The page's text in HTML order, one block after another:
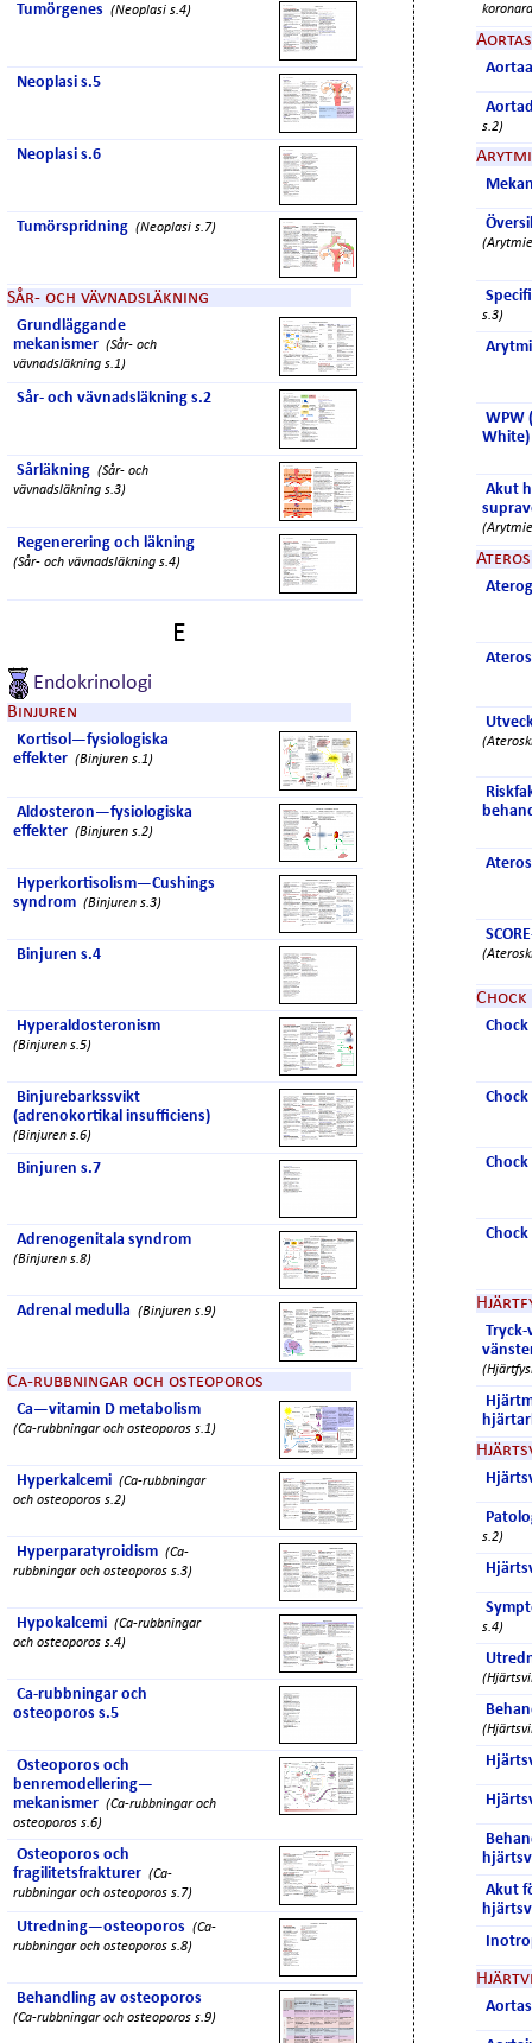
Tumörgenes (Neoplasi s.4)
Neoplasi s.5
Neoplasi s.6
Tumörspridning (Neoplasi s.7)
Sår- och vävnadsläkning
Grundläggande
mekanismer (Sår- och
vävnadsläkning s.1)
Sår- och vävnadsläkning s.2
Sårläkning (Sår- och
vävnadsläkning s.3)
Regenerering och läkning
(Sår- och vävnadsläkning s.4)
E
Endokrinologi
Binjuren
Kortisol—fysiologiska
effekter (Binjuren s.1)
Aldosteron—fysiologiska
effekter (Binjuren s.2)
Hyperkortisolism—Cushings
syndrom (Binjuren s.3)
Binjuren s.4
Hyperaldosteronism
(Binjuren s.5)
Binjurebarkssvikt
(adrenokortikal insufficiens)
(Binjuren s.6)
Binjuren s.7
Adrenogenitala syndrom
(Binjuren s.8)
Adrenal medulla (Binjuren s.9)
Ca-rubbningar och osteoporos
Ca—vitamin D metabolism
(Ca-rubbningar och osteoporos s.1)
Hyperkalcemi (Ca-rubbningar
och osteoporos s.2)
Hyperparatyroidism (Ca-
rubbningar och osteoporos s.3)
Hypokalcemi (Ca-rubbningar
och osteoporos s.4)
Ca-rubbningar och
osteoporos s.5
Osteoporos och
benremodellering—
mekanismer (Ca-rubbningar och
osteoporos s.6)
Osteoporos och
fragilitetsfrakturer (Ca-
rubbningar och osteoporos s.7)
Utredning—osteoporos (Ca-
rubbningar och osteoporos s.8)
Behandling av osteoporos
(Ca-rubbningar och osteoporos s.9)
s.2)
s.3)
WPW
White)
Akut
Chock
Chock
Chock
Chock
Chock
s.2)
s.4)
Akut